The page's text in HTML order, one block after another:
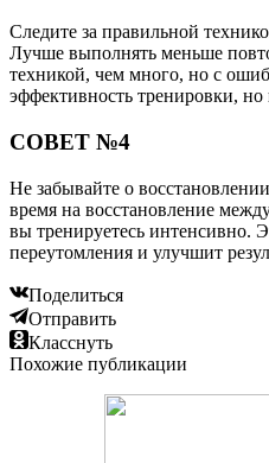
Следите за правильной
Лучше выполнять меньше
техникой, чем много, но с
эффективность тренировки, но
СОВЕТ №4
Не забывайте о
время на восстановление
вы тренируетесь интенсивно.
переутомления и улучшит
Поделиться
Отправить
Класснуть
Похожие публикации